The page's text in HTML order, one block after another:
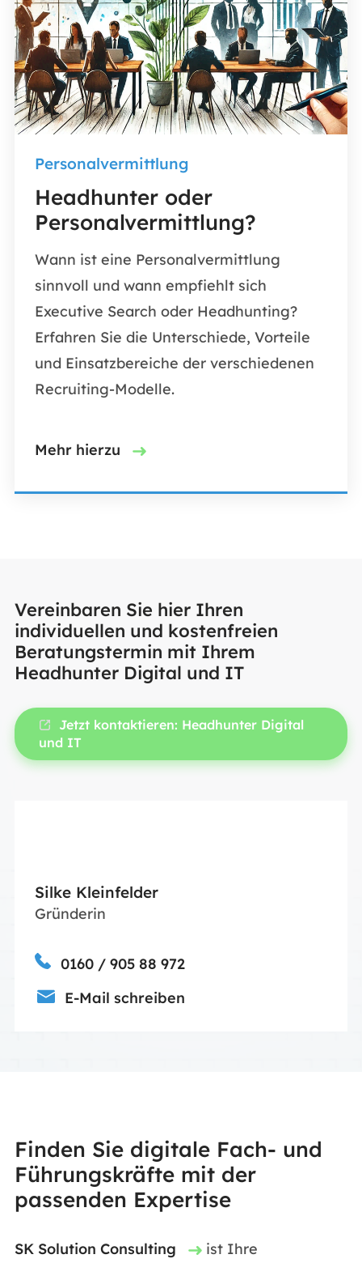
Personalvermittlung
Headhunter oder
Personalvermittlung?
Wann ist eine Personalvermittlung
sinnvoll und wann empfiehlt sich
Executive Search oder Headhunting?
Erfahren Sie die Unterschiede, Vorteile
und Einsatzbereiche der verschiedenen
Recruiting-Modelle.
Mehr hierzu
Vereinbaren Sie hier Ihren
individuellen und kostenfreien
Beratungstermin mit Ihrem
Headhunter Digital und IT
Jetzt kontaktieren: Headhunter Digital
und IT
Silke Kleinfelder
Gründerin
0160 / 905 88 972
E-Mail schreiben
Finden Sie digitale Fach- und
Führungskräfte mit der
passenden Expertise
SK Solution Consulting
ist Ihre